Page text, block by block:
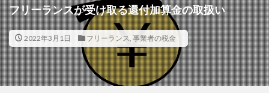
フリーランスが受け取る還付加算金の取扱い
2022年3月1日 フリーランス, 事業者の税金